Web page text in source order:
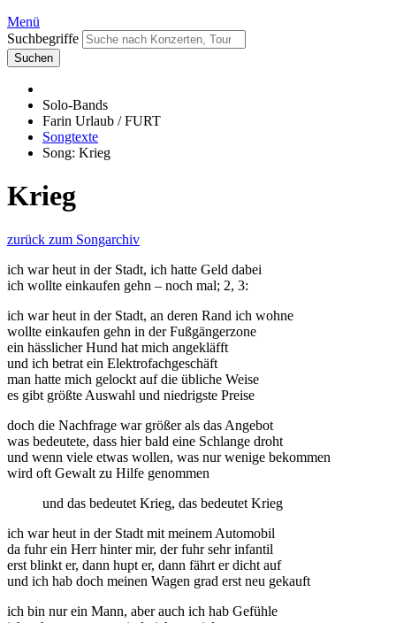
Menü
Suchbegriffe
Suchen
Solo-Bands
Farin Urlaub / FURT
Songtexte
Song: Krieg
Krieg
zurück zum Songarchiv
ich war heut in der Stadt, ich hatte Geld dabei
ich wollte einkaufen gehn – noch mal; 2, 3:
ich war heut in der Stadt, an deren Rand ich wohne
wollte einkaufen gehn in der Fußgängerzone
ein hässlicher Hund hat mich angekläfft
und ich betrat ein Elektrofachgeschäft
man hatte mich gelockt auf die übliche Weise
es gibt größte Auswahl und niedrigste Preise
doch die Nachfrage war größer als das Angebot
was bedeutete, dass hier bald eine Schlange droht
und wenn viele etwas wollen, was nur wenige bekommen
wird oft Gewalt zu Hilfe genommen
und das bedeutet Krieg, das bedeutet Krieg
ich war heut in der Stadt mit meinem Automobil
da fuhr ein Herr hinter mir, der fuhr sehr infantil
erst blinkt er, dann hupt er, dann fährt er dicht auf
und ich hab doch meinen Wagen grad erst neu gekauft
ich bin nur ein Mann, aber auch ich hab Gefühle